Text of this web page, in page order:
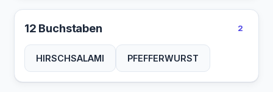
12 Buchstaben 2
HIRSCHSALAMI PFEFFERWURST